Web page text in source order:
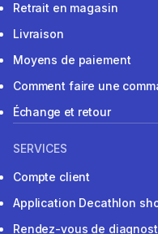
Retrait en magasin
Livraison
Moyens de paiement
Comment faire une
Échange et retour
SERVICES
Compte client
Application Decathlon
Rendez-vous de